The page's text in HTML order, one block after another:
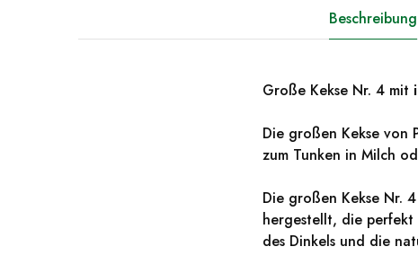
Beschreibung
Große Kekse Nr. 4 mit
Die großen Kekse
zum Tunken in Milch
Die großen Kekse Nr.
hergestellt, die perfekt
des Dinkels und die